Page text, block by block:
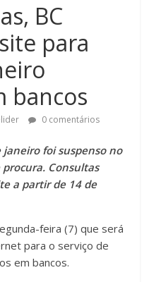
BC
para
bancos
0 comentários
janeiro foi suspenso no
Consultas
a partir de 14 de
feira (7) que será
para o serviço de
em bancos.